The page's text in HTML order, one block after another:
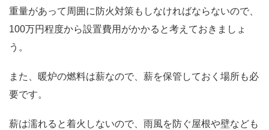
重量があって周囲に防火対策もしなければならないので、
100万円程度から設置費用がかかると考えておきましょ
う。
また、暖炉の燃料は薪なので、薪を保管しておく場所も必
要です。
薪は濡れると着火しないので、雨風を防ぐ屋根や壁なども